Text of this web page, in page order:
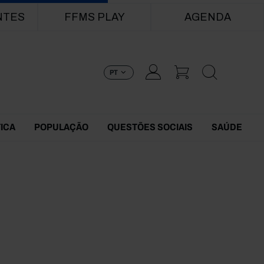
FFMS PLAY AGENDA
PT
POPULAÇÃO QUESTÕES SOCIAIS SAÚDE